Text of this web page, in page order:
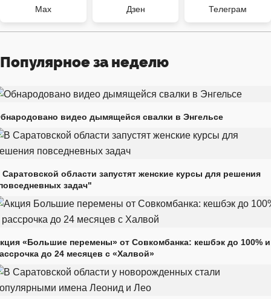
Max Дзен Телеграм
Популярное за неделю
видео дымящейся свалки в Энгельсе
Саратовской области запустят женские курсы для решения
задач"
«Большие перемены» от Совкомбанка: кешбэк до 100% и
до 24 месяцев с «Халвой»